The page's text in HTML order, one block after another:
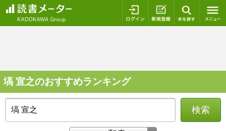
ログイン 新規登録
塙 宣之のおすすめランキング
検索